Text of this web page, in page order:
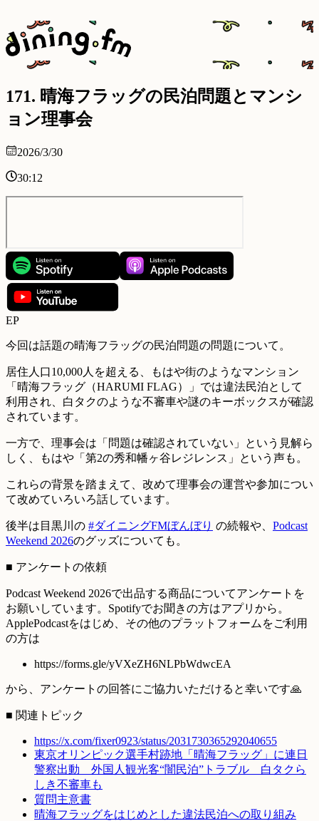
171. 晴海フラッグの民泊問題とマンシ
ョン理事会
2026/3/30
30:12
EP
今回は話題の晴海フラッグの民泊問題の問題について。
居住人口10,000人を超える、もはや街のようなマンション
「晴海フラッグ（HARUMI FLAG）」では違法民泊として
利用され、白タクのような不審車や謎のキーボックスが確認
されています。
一方で、理事会は「問題は確認されていない」という見解ら
しく、もはや「第2の秀和幡ヶ谷レジレンス」という声も。
これらの背景を踏まえて、改めて理事会の運営や参加につい
て改めていろいろ話しています。
後半は目黒川の #ダイニングFMぼんぼり の続報や、 Podcast
Weekend 2026のグッズについても。
■ アンケートの依頼
Podcast Weekend 2026で出品する商品についてアンケートを
お願いしています。Spotifyでお聞きの方はアプリから。
ApplePodcastをはじめ、その他のプラットフォームをご利用
の方は
https://forms.gle/yVXeZH6NLPbWdwcEA
から、アンケートの回答にご協力いただけると幸いです🙏
■ 関連トピック
https://x.com/fixer0923/status/2031730365292040655
東京オリンピック選手村跡地「晴海フラッグ」に連日
警察出動 外国人観光客“闇民泊”トラブル 白タクら
しき不審車も
質問主意書
晴海フラッグをはじめとした違法民泊への取り組み